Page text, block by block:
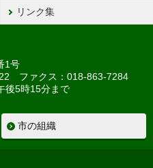
リンク集
1号
ファクス：018-863-7284
後5時15分まで
市の組織